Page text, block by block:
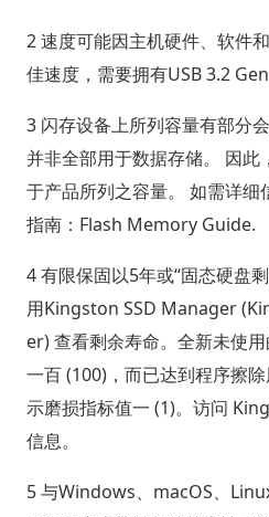
2 速度可能因主机硬件、软件
佳速度，需要拥有USB 3.2
3 闪存设备上所列容量有部分
并非全部用于数据存储。 因此
于产品所列之容量。 如需详细
指南：Flash Memory Guide.
4 有限保固以5年或“固态硬盘
用Kingston SSD Manager
er) 查看剩余寿命。全新未使
一百 (100)，而已达到程序擦
示磨损指标值一 (1)。访问
信息。
5 与Windows、macOS、